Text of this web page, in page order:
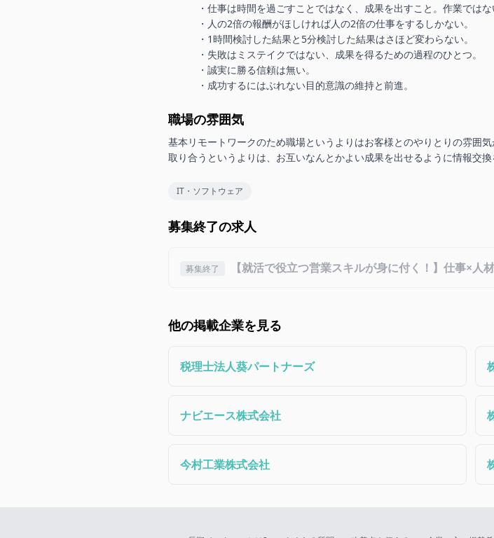
・仕事は時間を過ごすことではなく、成果を出すこと。作業ではな
・人の2倍の報酬がほしければ人の2倍の仕事をするしかない。
・1時間検討した結果と5分検討した結果はさほど変わらない。
・失敗はミステイクではない、成果を得るための過程のひとつ。
・誠実に勝る信頼は無い。
・成功するにはぶれない目的意識の維持と前進。
職場の雰囲気
基本リモートワークのため職場というよりはお客様とのやりとりの雰囲
取り合うというよりは、お互いなんとかよい成果を出せるように情報交換
IT・ソフトウェア
募集終了の求人
募集終了 【就活で役立つ営業スキルが身に付く！】仕事×人
他の掲載企業を見る
税理士法人葵パートナーズ
ナビエース株式会社
今村工業株式会社